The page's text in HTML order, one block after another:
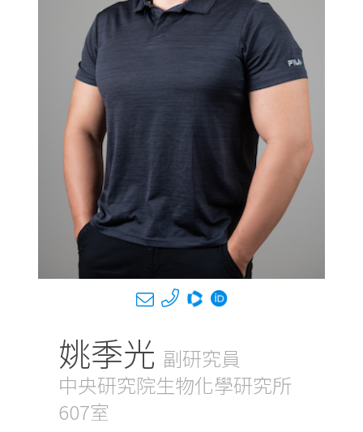
姚季光 副研究員
中央研究院生物化學研究所
607室